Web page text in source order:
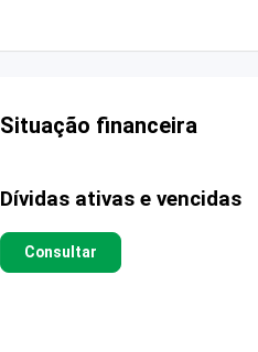
Situação financeira
Dívidas ativas e vencidas
Consultar